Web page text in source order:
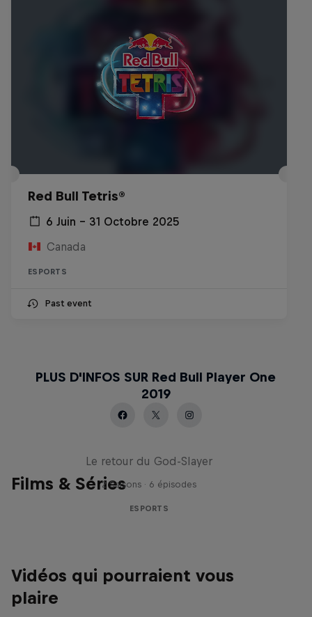
Red Bull Tetris®
6 Juin – 31 Octobre 2025
Canada
ESPORTS
Past event
PLUS D'INFOS SUR Red Bull Player One
2019
Films & Séries
Le retour du God-Slayer
2 Saisons · 6 épisodes
ESPORTS
Vidéos qui pourraient vous
plaire